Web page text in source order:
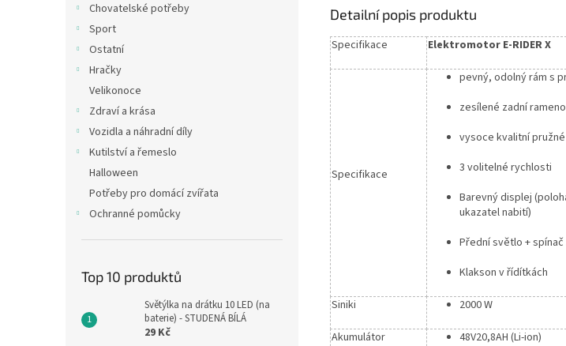
Chovatelské potřeby
Sport
Ostatní
Hračky
Velikonoce
Zdraví a krása
Vozidla a náhradní díly
Kutilství a řemeslo
Halloween
Potřeby pro domácí zvířata
Ochranné pomůcky
Top 10 produktů
Světýlka na drátku 10 LED (na
baterie) - STUDENÁ BÍLÁ
29 Kč
Detailní popis produktu
Specifikace Elektromotor E-RIDER X
Specifikace
pevný, odolný rám s
zesílené zadní rameno
vysoce kvalitní
3 volitelné rychlosti
Barevný displej
ukazatel nabití)
Přední světlo +
Klakson v řídítkách
Siniki 2000 W
Akumulátor 48V20,8AH (Li-ion)